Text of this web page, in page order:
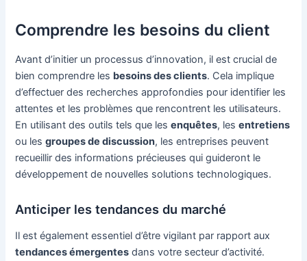
Comprendre les besoins du client
Avant d’initier un processus d’innovation, il est crucial de
bien comprendre les besoins des clients. Cela implique
d’effectuer des recherches approfondies pour identifier les
attentes et les problèmes que rencontrent les utilisateurs.
En utilisant des outils tels que lesenquêtes, lesentretiens
ou lesgroupes de discussion, les entreprises peuvent
recueillir des informations précieuses qui guideront le
développement de nouvelles solutions technologiques.
Anticiper les tendances du marché
Il est également essentiel d’être vigilant par rapport aux
tendances émergentes dans votre secteur d’activité.